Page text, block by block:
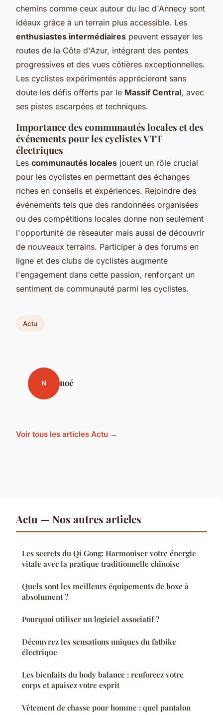
chemins comme ceux autour du lac d'Annecy sont
idéaux grâce à un terrain plus accessible. Les
enthusiastes intermédiaires peuvent essayer les
routes de la Côte d'Azur, intégrant des pentes
progressives et des vues côtières exceptionnelles.
Les cyclistes expérimentés apprécieront sans
doute les défis offerts par le Massif Central, avec
ses pistes escarpées et techniques.
Importance des communautés locales et des
événements pour les cyclistes VTT
électriques
Les communautés locales jouent un rôle crucial
pour les cyclistes en permettant des échanges
riches en conseils et expériences. Rejoindre des
événements tels que des randonnées organisées
ou des compétitions locales donne non seulement
l'opportunité de réseauter mais aussi de découvrir
de nouveaux terrains. Participer à des forums en
ligne et des clubs de cyclistes augmente
l'engagement dans cette passion, renforçant un
sentiment de communauté parmi les cyclistes.
Actu
N noé
Voir tous les articles Actu →
Actu — Nos autres articles
Les secrets du Qi Gong: Harmoniser votre énergie
vitale avec la pratique traditionnelle chinoise
Quels sont les meilleurs équipements de boxe à
absolument ?
Pourquoi utiliser un logiciel associatif ?
Découvrez les sensations uniques du fatbike
électrique
Les bienfaits du body balance : renforcez votre
corps et apaisez votre esprit
Vêtement de chasse pour homme : quel pantalon